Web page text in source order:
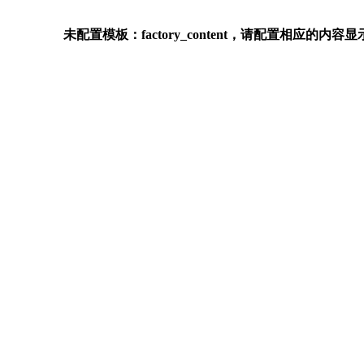
未配置模板：factory_content，请配置相应的内容显